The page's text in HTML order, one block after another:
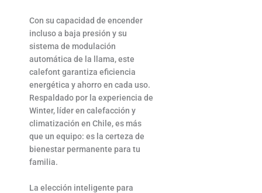
Con su capacidad de encender
incluso a baja presión y su
sistema de modulación
automática de la llama, este
calefont garantiza eficiencia
energética y ahorro en cada uso.
Respaldado por la experiencia de
Winter, líder en calefacción y
climatización en Chile, es más
que un equipo: es la certeza de
bienestar permanente para tu
familia.
La elección inteligente para